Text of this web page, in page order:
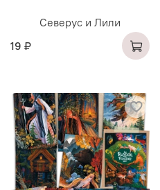
Северус и Лили
19 ₽